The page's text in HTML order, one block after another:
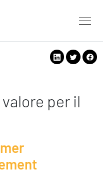
per il